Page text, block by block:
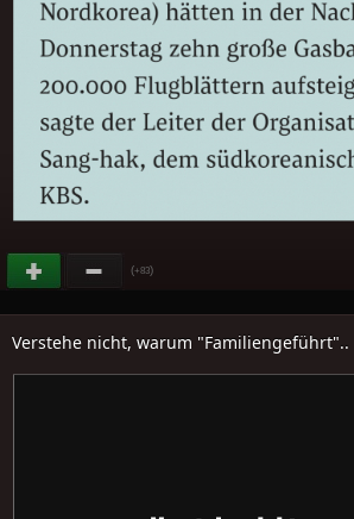
(+83)
Verstehe nicht, warum "Familiengeführt"..